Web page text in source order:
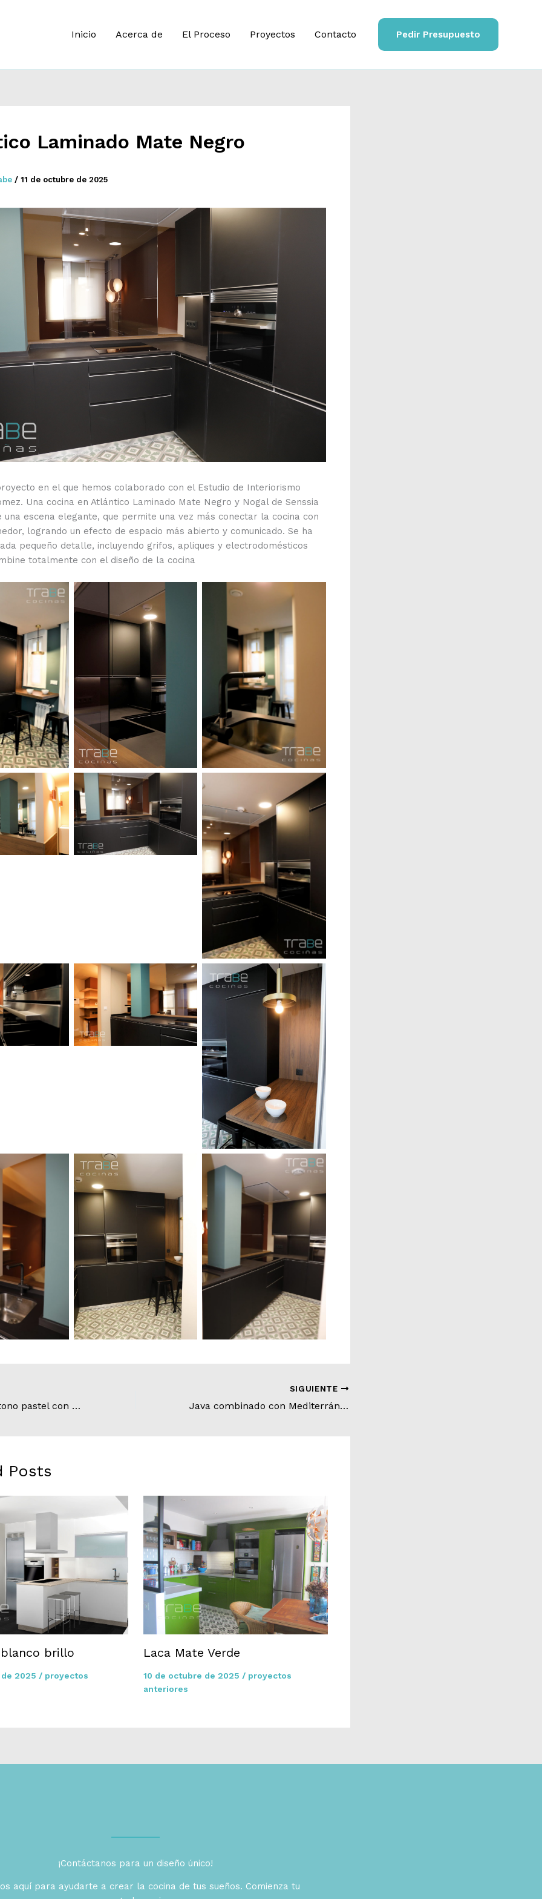
Inicio Acerca de El Proceso Proyectos Contacto Pedir Presupuesto
Laminado Mate Negro
/ 11 de octubre de 2025
en el que hemos colaborado con el Estudio de Interiorismo
Una cocina en Atlántico Laminado Mate Negro y Nogal de Senssia
una escena elegante, que permite una vez más conectar la cocina con
logrando un efecto de espacio más abierto y comunicado. Se ha
pequeño detalle, incluyendo grifos, apliques y electrodomésticos
totalmente con el diseño de la cocina
Sin leyenda Sin leyenda
Sin leyenda
Sin leyenda
Sin leyenda
Sin leyenda Sin leyenda
Modelo Java en tono pastel con Naturamia Barocco
SIGUIENTE
Java combinado con Mediterráneo en acabado Roble Natura y Blanco Mate
Posts
brillo
2025 / proyectos
Laca Mate Verde
10 de octubre de 2025 / proyectos
anteriores
¡Contáctanos para un diseño único!
aquí para ayudarte a crear la cocina de tus sueños. Comienza tu